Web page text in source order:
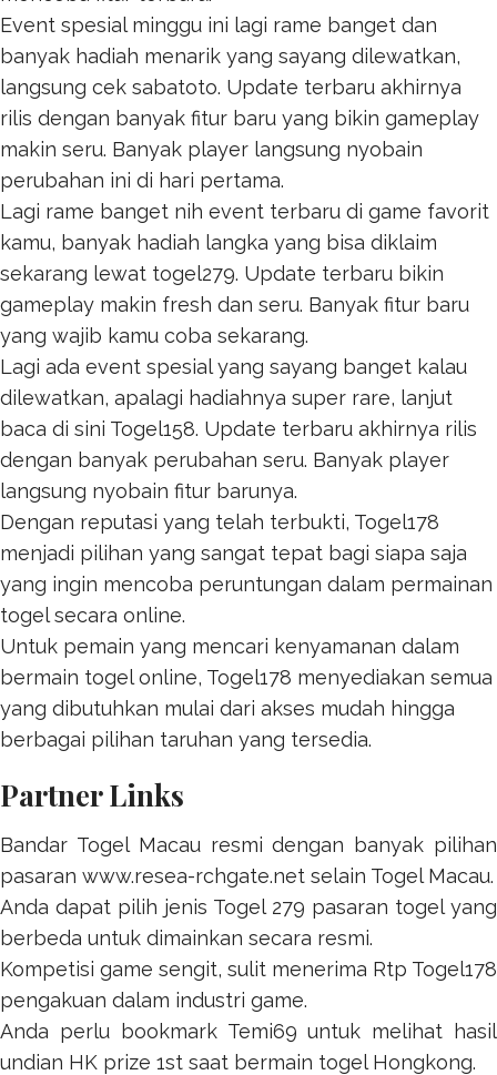
Event spesial minggu ini lagi rame banget dan
banyak hadiah menarik yang sayang dilewatkan,
langsung cek sabatoto. Update terbaru akhirnya
rilis dengan banyak fitur baru yang bikin gameplay
makin seru. Banyak player langsung nyobain
perubahan ini di hari pertama.
Lagi rame banget nih event terbaru di game favorit
kamu, banyak hadiah langka yang bisa diklaim
sekarang lewat togel279. Update terbaru bikin
gameplay makin fresh dan seru. Banyak fitur baru
yang wajib kamu coba sekarang.
Lagi ada event spesial yang sayang banget kalau
dilewatkan, apalagi hadiahnya super rare, lanjut
baca di sini Togel158. Update terbaru akhirnya rilis
dengan banyak perubahan seru. Banyak player
langsung nyobain fitur barunya.
Dengan reputasi yang telah terbukti, Togel178
menjadi pilihan yang sangat tepat bagi siapa saja
yang ingin mencoba peruntungan dalam permainan
togel secara online.
Untuk pemain yang mencari kenyamanan dalam
bermain togel online, Togel178 menyediakan semua
yang dibutuhkan mulai dari akses mudah hingga
berbagai pilihan taruhan yang tersedia.
Partner Links
Bandar Togel Macau resmi dengan banyak pilihan
pasaran www.resea-rchgate.net selain Togel Macau.
Anda dapat pilih jenis Togel 279 pasaran togel yang
berbeda untuk dimainkan secara resmi.
Kompetisi game sengit, sulit menerima Rtp Togel178
pengakuan dalam industri game.
Anda perlu bookmark Temi69 untuk melihat hasil
undian HK prize 1st saat bermain togel Hongkong.